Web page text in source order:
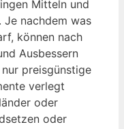
Mitteln und
nachdem was
können nach
Ausbessern
preisgünstige
verlegt
oder
oder